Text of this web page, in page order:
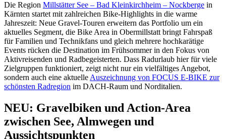
Die Region Millstätter See – Bad Kleinkirchheim – Nockberge in
Kärnten startet mit zahlreichen Bike-Highlights in die warme
Jahreszeit: Neue Gravel-Touren erweitern das Portfolio um ein
aktuelles Segment, die Bike Area in Obermillstatt bringt Fahrspaß
für Familien und Technikfans und gleich mehrere hochkarätige
Events rücken die Destination im Frühsommer in den Fokus von
Aktivreisenden und Radbegeisterten. Dass Radurlaub hier für viele
Zielgruppen funktioniert, zeigt nicht nur ein vielfältiges Angebot,
sondern auch eine aktuelle Auszeichnung von FOCUS E-BIKE zur
schönsten Radregion im DACH-Raum und Norditalien.
NEU: Gravelbiken und Action-Area
zwischen See, Almwegen und
Aussichtspunkten